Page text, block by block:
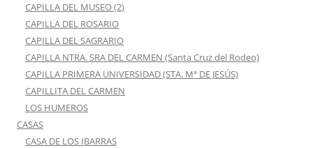
CAPILLA DEL MUSEO (2)
CAPILLA DEL ROSARIO
CAPILLA DEL SAGRARIO
CAPILLA NTRA. SRA DEL CARMEN (Santa Cruz del Rodeo)
CAPILLA PRIMERA UNIVERSIDAD (STA. Mª DE JESÚS)
CAPILLITA DEL CARMEN
LOS HUMEROS
CASAS
CASA DE LOS IBARRAS